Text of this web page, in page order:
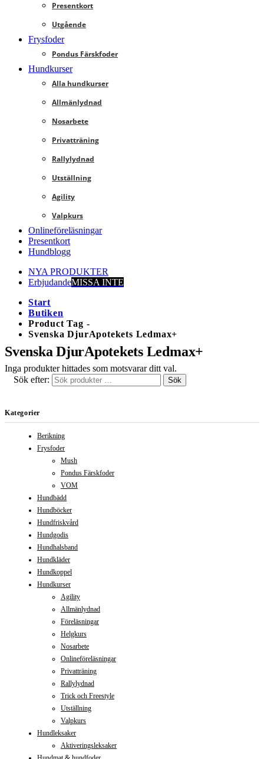
Presentkort
Utgående
Frysfoder
Pondus Färskfoder
Hundkurser
Alla hundkurser
Allmänlydnad
Nosarbete
Privatträning
Rallylydnad
Utställning
Agility
Valpkurs
Onlineföreläsningar
Presentkort
Hundblogg
NYA PRODUKTER
ErbjudandeMISSA INTE
Start
Butiken
Product Tag -
Svenska DjurApotekets Ledmax+
Svenska DjurApotekets Ledmax+
Inga produkter hittades som motsvarar ditt val.
Sök efter:
Sök
Kategorier
Berikning
Frysfoder
Mush
Pondus Färskfoder
VOM
Hundbädd
Hundböcker
Hundfriskvård
Hundgodis
Hundhalsband
Hundkläder
Hundkoppel
Hundkurser
Agility
Allmänlydnad
Föreläsningar
Helgkurs
Nosarbete
Onlineföreläsningar
Privatträning
Rallylydnad
Trick och Freestyle
Utställning
Valpkurs
Hundleksaker
Aktiveringsleksaker